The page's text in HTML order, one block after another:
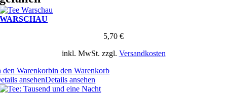
WARSCHAU
5,70 €
inkl. MwSt. zzgl. Versandkosten
den Warenkorbin den Warenkorb
ansehenDetails ansehen